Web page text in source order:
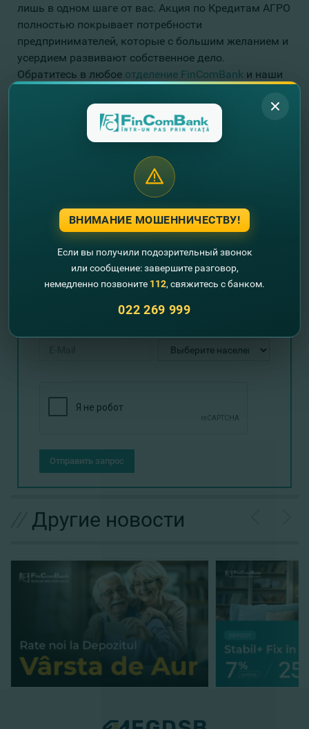
лишь в одном шаге от вас. Акция по Кредитам АГРО
полностью покрывает потребности
предпринимателей, которые с большим желанием и
усердием развивают собственное дело.
Обратитесь в любое отделение FinComBank и наши
программу финансирования, которая соответствует
Вашим потребностям. Также,Вы можете оставить
нам свои контактные данные, и мы перезвоним
#FinComBusiness – партнёр вашего успеха!
Оставьте свои контактные данные и
мы Вам перезвоним!
Отправить запрос
Другие новости
ВНИМАНИЕ МОШЕННИЧЕСТВУ!
Если вы получили подозрительный звонок
или сообщение: завершите разговор,
немедленно позвоните 112, свяжитесь с банком.
022 269 999